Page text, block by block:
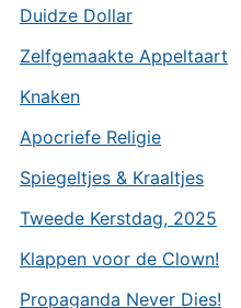
Duidze Dollar
Zelfgemaakte Appeltaart
Knaken
Apocriefe Religie
Spiegeltjes & Kraaltjes
Tweede Kerstdag, 2025
Klappen voor de Clown!
Propaganda Never Dies!